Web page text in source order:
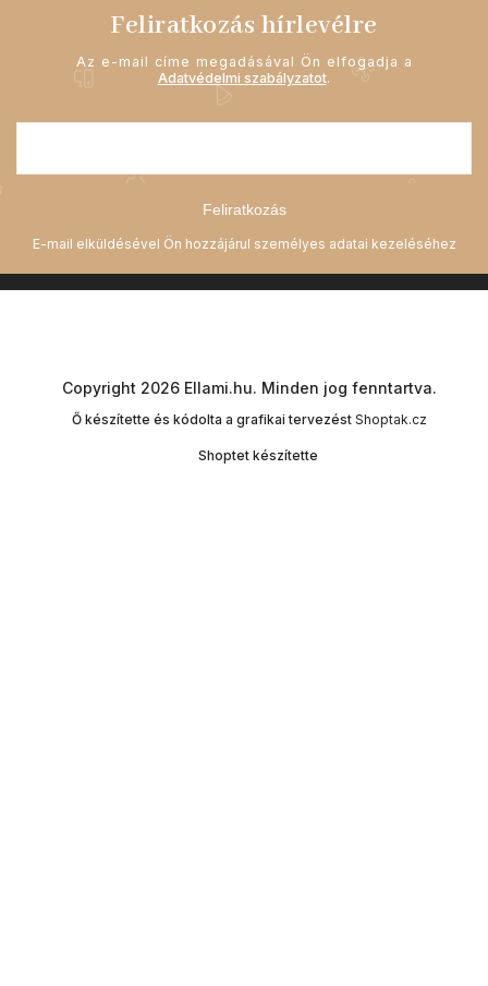
Feliratkozás hírlevélre
Az e-mail címe megadásával Ön elfogadja a
Adatvédelmi szabályzatot.
Feliratkozás
Shoptet készítette
Copyright 2026 Ellami.hu. Minden jog fenntartva.
Ő készítette és kódolta a grafikai tervezést Shoptak.cz